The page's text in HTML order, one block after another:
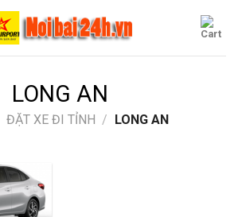
LONG AN
ĐẶT XE ĐI TỈNH / LONG AN